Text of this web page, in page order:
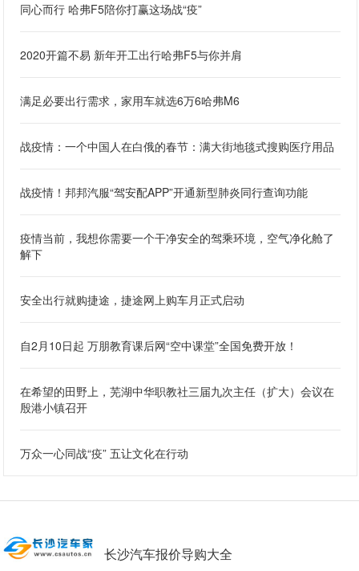
同心而行 哈弗F5陪你打赢这场战“疫”
2020开篇不易 新年开工出行哈弗F5与你并肩
满足必要出行需求，家用车就选6万6哈弗M6
战疫情：一个中国人在白俄的春节：满大街地毯式搜购医疗用品
战疫情！邦邦汽服“驾安配APP”开通新型肺炎同行查询功能
疫情当前，我想你需要一个干净安全的驾乘环境，空气净化舱了
解下
安全出行就购捷途，捷途网上购车月正式启动
自2月10日起 万朋教育课后网“空中课堂”全国免费开放！
在希望的田野上，芜湖中华职教社三届九次主任（扩大）会议在
殷港小镇召开
万众一心同战“疫” 五让文化在行动
长沙汽车报价导购大全